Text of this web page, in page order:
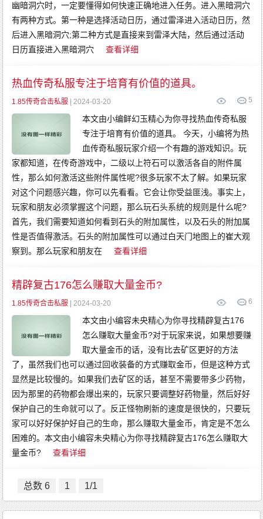
幽暗洞穴时，一定要懂得如何快速正确地进入任务。进入黑暗洞穴
有两种方式。第一种是选择活动日历，通过雷泽进入活动日历，然
后进入黑暗洞穴;第二种方式是直接来到雷泽大陆，然后通过活动
日历直接进入黑暗洞穴
查看详细
热血传奇私服专注于培育有价值的道具。
5
1.85传奇合击私服 | 2024-03-20
本文由小编鲜幻玉精心为你寻找热血传奇私服
专注于培育有价值的道具。 今天，小编将为热
血传奇私服玩家介绍一个有趣的游戏知识。玩
家都知道，在传奇游戏中，二级以上符石可以激活各自的附件属
性，那么如何激活这些附件属性呢?很多玩家不太了解。如果玩家
对这个问题感兴趣，你可以先看看。它会让你受益匪浅。事实上，
玩家和朋友必须掌握这个问题，那么玩石头系统的规则是什么呢?
首先，我们需要知道如何看到石头的附加属性，以及石头的附加属
性是否值得激活。石头的附加属性可以通过白天门地图上的崔大观
察到。那么玩家和朋友在
查看详细
精辟复古176怎么赚取大量金币?
6
1.85传奇合击私服 | 2024-03-20
本文由小编容未央精心为你寻找精辟复古176
怎么赚取大量金币?对于玩家来说，如果想要赚
取大量金币的话，没有比去矿区更好的方法
了，虽然我们也可以通过回收装备的方式赚取金币，但是这种方式
显然是比较慢的。如果我们去矿区的话，甚至不需要带多少药物，
因为那里的药物都会爆出来的，玩家只要调整好药物量，然后好好
保护自己的生命就可以了。反正怪物刷新的速度是很快的，只要玩
家可以好好保护好自己的生命，那么赚取大量金币，肯定是不怎么
困难的。本文由小编容未央精心为你寻找精辟复古176怎么赚取大
量金币?
查看详细
总数 6 1 1/1